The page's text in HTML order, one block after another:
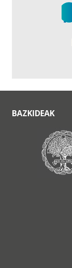
BAZKIDEAK